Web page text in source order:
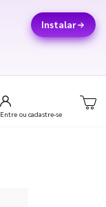
Instalar
Entre ou cadastre-se